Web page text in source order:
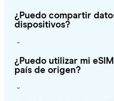
¿Puedo compartir
dispositivos?
¿Puedo utilizar mi
país de origen?